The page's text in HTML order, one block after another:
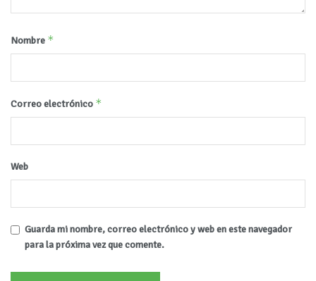
Nombre *
Correo electrónico *
Web
Guarda mi nombre, correo electrónico y web en este navegador
para la próxima vez que comente.